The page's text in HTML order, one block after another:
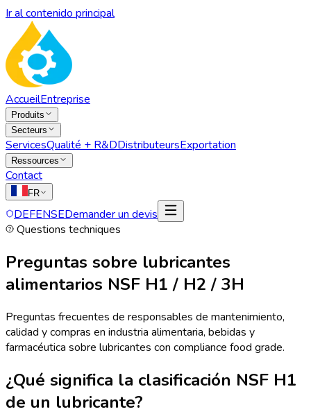
Ir al contenido principal
AccueilEntreprise
Produits
Secteurs
ServicesQualité + R&DDistributeursExportation
Ressources
Contact
FR
DEFENSEDemander un devis
Questions techniques
Preguntas sobre lubricantes
alimentarios NSF H1 / H2 / 3H
Preguntas frecuentes de responsables de mantenimiento,
calidad y compras en industria alimentaria, bebidas y
farmacéutica sobre lubricantes con compliance food grade.
¿Qué significa la clasificación NSF H1
de un lubricante?